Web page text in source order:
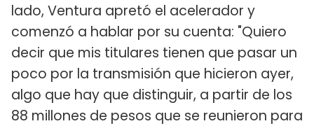
lado, Ventura apretó el acelerador y
comenzó a hablar por su cuenta: "Quiero
decir que mis titulares tienen que pasar un
poco por la transmisión que hicieron ayer,
algo que hay que distinguir, a partir de los
88 millones de pesos que se reunieron para